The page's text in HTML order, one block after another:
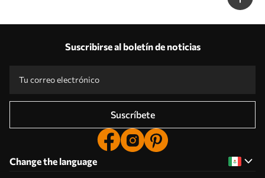
Suscribirse al boletín de noticias
Suscríbete
Change the language